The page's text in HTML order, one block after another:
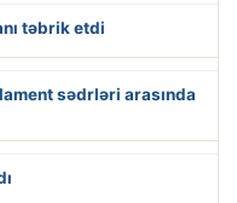
təbrik etdi
sədrləri arasında